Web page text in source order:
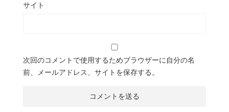
サイト
次回のコメントで使用するためブラウザーに自分の名
前、メールアドレス、サイトを保存する。